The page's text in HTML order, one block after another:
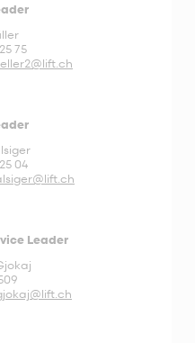
75
04
Leader